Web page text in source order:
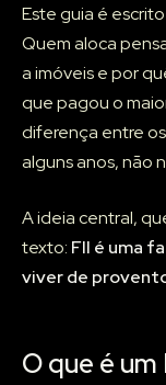
Este guia é
Quem aloca
a imóveis e por
que pagou o
diferença entre
alguns anos, não
A ideia central,
texto: FII é uma
viver de
O que é